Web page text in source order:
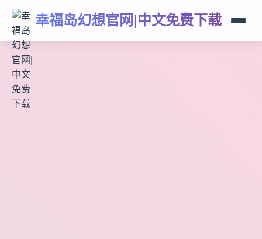
幸福岛幻想官网|中文免费下载